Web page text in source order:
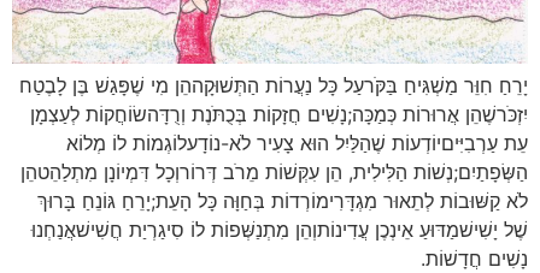
יָרֵחַ חִוֵּר מַשְׁגִּיחַ בַּקֹּרעַל כָּל נַעֲרוֹת הַתְּשׁוּקָההֵן מִי שֶׁפָּגַשׁ בֶּן לָבֶטַח
יִזְכֹּרשֶׁהֵן אֲרוּרוֹת כְּמַכָּה;נָשִׁים חֲזָקוֹת בְּכֻתֹּנֶת וְרֻדָּהשׂוֹחֲקוֹת לְעַצְמָן
עֵת עַרְבִיִּיםיוֹדְעוֹת שֶׁהַלַּיִל הוּא צָעִיר לֹא-נוֹדָעלוֹגְמוֹת לוֹ מְלוֹא
הַשְּׂפָתַיִם;נְשׁוֹת הַלִּילִית, הֵן עִקְּשׁוֹת מֵרֹב דְּרוֹרוְכָל דִּמְיוֹנָן מִתְלַהֵטהֵן
לֹא קַשּׁוּבוֹת לְתֵאוּר מִגְדָּרִימוֹרְדוֹת בְּחַוָּה כָּל הָעֵת;יָרֵחַ גּוֹנֵחַ בָּרוּךְ
שֶׁל יָשִׁישׁמַדּוּעַ אֵינְכֶן עֲדִינוֹתוְהֵן מִתְנַשְּׁפוֹת לוֹ סִיגַרְיַת חֲשִׁישׁאֲנַחְנוּ
נָשִׁים חֲדָשׁוֹת.